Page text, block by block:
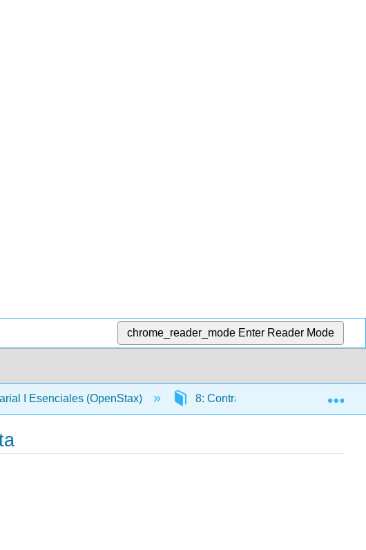
chrome_reader_mode Enter Reader Mode
I Esenciales (OpenStax) 8: Contratos de Venta